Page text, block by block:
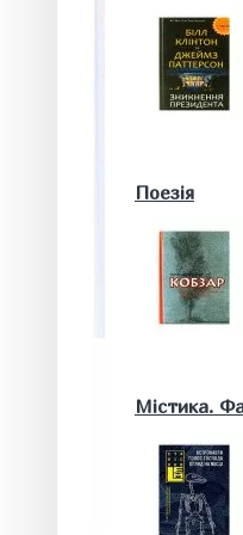
Біологія
Географія.
Поезія
Містика.